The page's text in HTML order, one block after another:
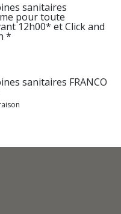
sanitaires
pour toute
12h00* et Click and
*
sanitaires FRANCO